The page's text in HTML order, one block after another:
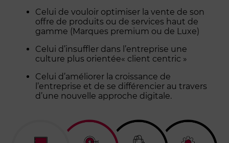
Celui de vouloir optimiser la vente de son
offre de produits ou de services haut de
gamme (Marques premium ou de Luxe)
Celui d’insuffler dans l’entreprise une
culture plus orientée« client centric »
Celui d’améliorer la croissance de
l’entreprise et de se différencier au travers
d’une nouvelle approche digitale.